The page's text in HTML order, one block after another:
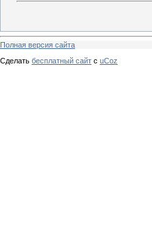
Полная версия сайта
Сделать бесплатный сайт с uCoz